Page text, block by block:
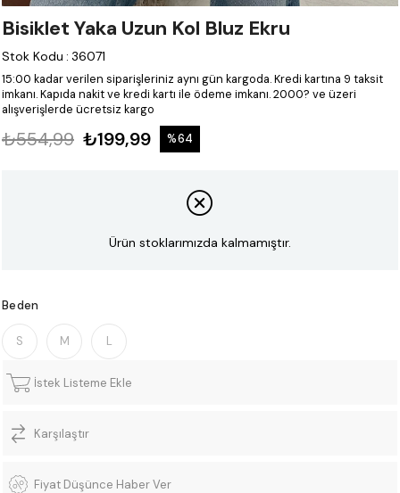
Bisiklet Yaka Uzun Kol Bluz Ekru
Stok Kodu : 36071
15:00 kadar verilen siparişleriniz aynı gün kargoda.Kredi kartına 9 taksit
imkanı.Kapıda nakit ve kredi kartı ile ödeme imkanı.2000? ve üzeri
alışverişlerde ücretsiz kargo
₺554,99 ₺199,99 %64
Ürün stoklarımızda kalmamıştır.
Beden
S M L
İstek Listeme Ekle
Karşılaştır
Fiyat Düşünce Haber Ver